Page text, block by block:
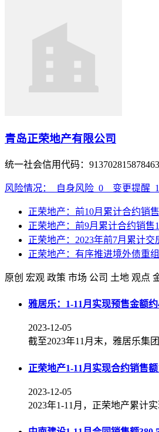
青岛正荣地产有限公司
统一社会信用代码：
风险情况： 自身风险 0 变更提醒
正荣地产：前10月累计合约销
正荣地产：前9月累计合约销售
正荣地产：2023年前7月累计交
正荣地产：有序推进境外债重
原创 宏观 政策 市场 公司 土地 观点
雅居乐：1-11月实现预售金额
2023-12-05
截至2023年11月末，雅居乐集
正荣地产1-11月实现合约销售额
2023-12-05
2023年1-11月，正荣地产累计